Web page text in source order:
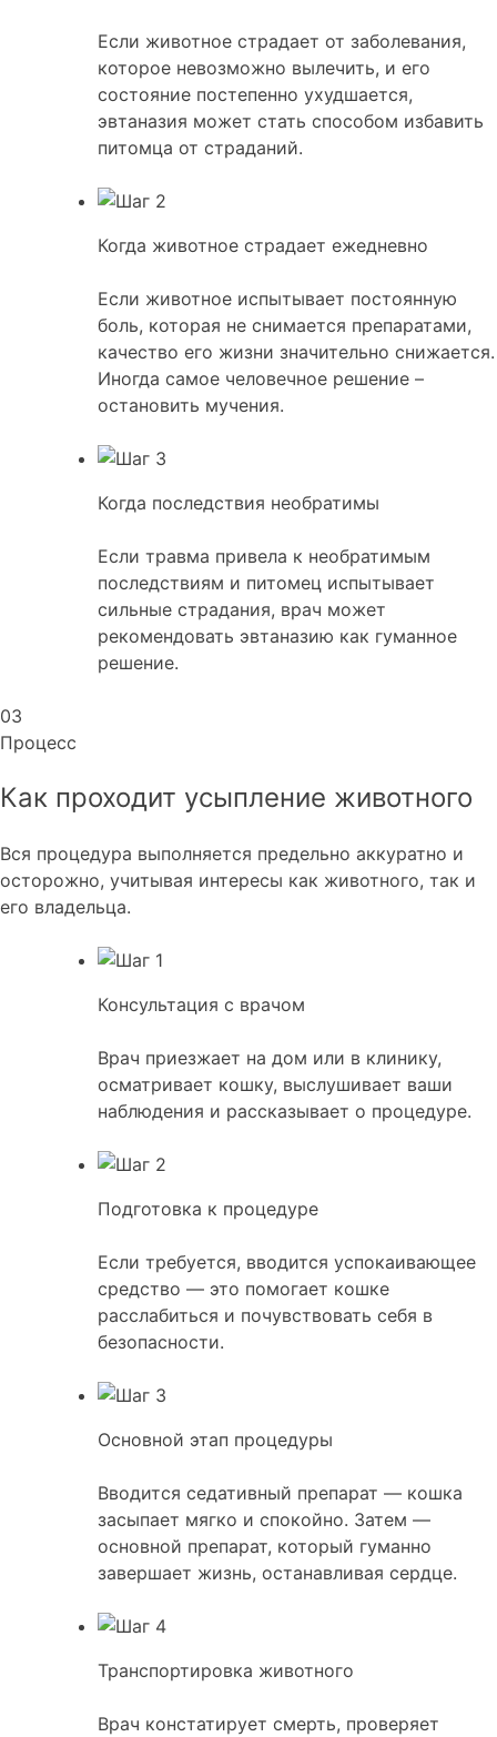
Если животное страдает от заболевания,
которое невозможно вылечить, и его
состояние постепенно ухудшается,
эвтаназия может стать способом избавить
питомца от страданий.
Когда животное страдает ежедневно
Если животное испытывает постоянную
боль, которая не снимается препаратами,
качество его жизни значительно снижается.
Иногда самое человечное решение –
остановить мучения.
Когда последствия необратимы
Если травма привела к необратимым
последствиям и питомец испытывает
сильные страдания, врач может
рекомендовать эвтаназию как гуманное
решение.
03
Процесс
Как проходит усыпление животного
Вся процедура выполняется предельно аккуратно и
осторожно, учитывая интересы как животного, так и
его владельца.
Консультация с врачом
Врач приезжает на дом или в клинику,
осматривает кошку, выслушивает ваши
наблюдения и рассказывает о процедуре.
Подготовка к процедуре
Если требуется, вводится успокаивающее
средство — это помогает кошке
расслабиться и почувствовать себя в
безопасности.
Основной этап процедуры
Вводится седативный препарат — кошка
засыпает мягко и спокойно. Затем —
основной препарат, который гуманно
завершает жизнь, останавливая сердце.
Транспортировка животного
Врач констатирует смерть, проверяет